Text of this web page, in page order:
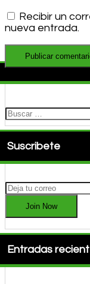
Recibir un
nueva entrada.
Buscar:
Suscribete
Join Now
Entradas